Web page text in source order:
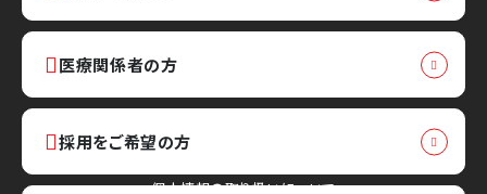
個人情報の取り扱いについて
医療関係者の方
採用をご希望の方